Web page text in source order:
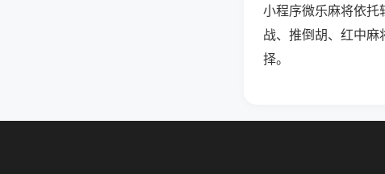
小程序微乐麻将依托
战、推倒胡、红中
择。